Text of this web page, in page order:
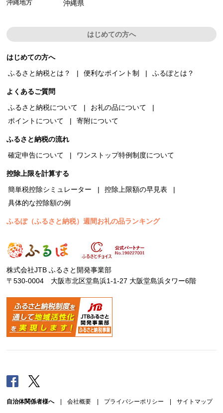
沖縄地方 沖縄県
はじめての方へ
はじめての方へ
ふるさと納税とは？
便利なポイント制 ふるぽとは？
よくあるご質問
ふるさと納税について
お礼の品について
ポイントについて
寄附について
ふるさと納税の流れ
確定申告について
ワンストップ特例制度について
控除上限を計算する
簡単税控除シミュレーター
控除上限額の早見表
具体的な控除額の例
ふるぽ（ふるさと納税）週間お礼の品ランキング
株式会社JTB ふるさと開発事業部
〒530-0004 大阪市北区堂島浜1-1-27 大阪堂島浜タワー6階
Facebook
自治体関係者様へ| 会社概要 プライバシーポリシー サイトマップ